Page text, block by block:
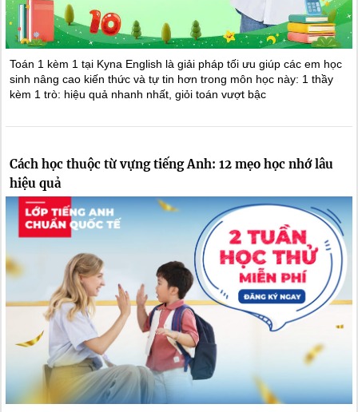
Toán 1 kèm 1 tại Kyna English là giải pháp tối ưu giúp các em học
sinh nâng cao kiến thức và tự tin hơn trong môn học này: 1 thầy
kèm 1 trò: hiệu quả nhanh nhất, giỏi toán vượt bậc
Cách học thuộc từ vựng tiếng Anh: 12 mẹo học nhớ lâu
hiệu quả